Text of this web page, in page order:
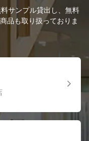
サンプル貸出し、無料
品も取り扱っておりま